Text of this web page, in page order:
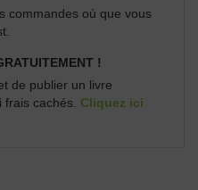
commandes où que vous
!
de publier un livre
frais cachés. Cliquez ici